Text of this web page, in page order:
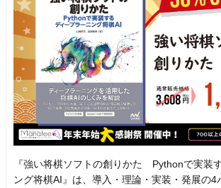
『強い将棋ソフトの創りかた Pythonで実装
ング将棋AI』は、導入・理論・実装・発展の4